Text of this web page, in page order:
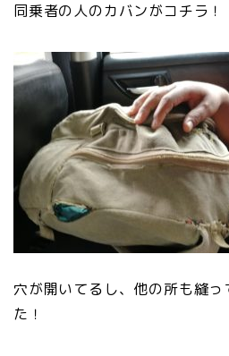
同乗者の人のカバンがコチラ！
穴が開いてるし、他の所も縫
た！